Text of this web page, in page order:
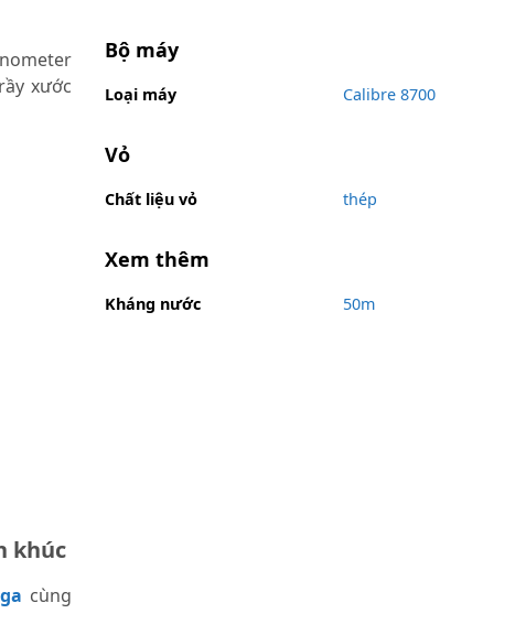
xước
khúc
cùng
Bộ máy
Loại máy Calibre 8700
Vỏ
Chất liệu vỏ thép
Xem thêm
Kháng nước 50m